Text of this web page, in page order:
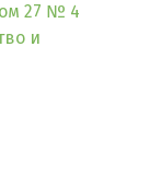
27 № 4
и